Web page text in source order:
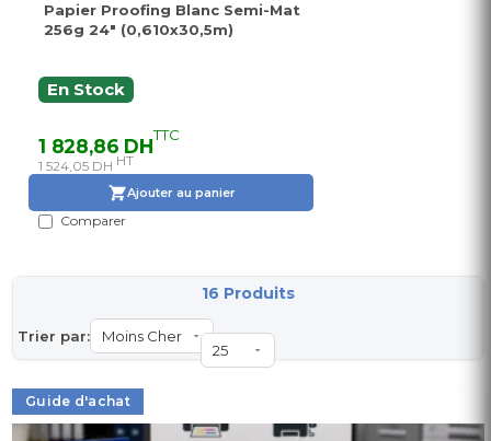
Papier Proofing Blanc Semi-Mat
256g 24" (0,610x30,5m)
En Stock
1 828,86 DHTTC
1 524,05 DH HT
Ajouter au panier
Comparer
Trier par:
16 Produits
Guide d'achat